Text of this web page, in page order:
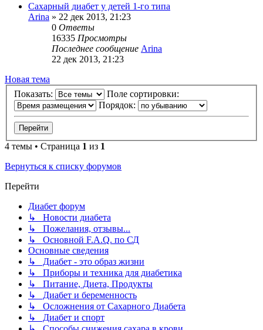
Сахарный диабет у детей 1-го типа
Arina » 22 дек 2013, 21:23
0 Ответы
16335 Просмотры
Последнее сообщение Arina
22 дек 2013, 21:23
Новая тема
Показать:
Поле сортировки:
Порядок:
4 темы • Страница 1 из 1
Вернуться к списку форумов
Перейти
Диабет форум
↳ Новости диабета
↳ Пожелания, отзывы...
↳ Основной F.A.Q. по СД
Основные сведения
↳ Диабет - это образ жизни
↳ Приборы и техника для диабетика
↳ Питание, Диета, Продукты
↳ Диабет и беременность
↳ Осложнения от Сахарного Диабета
↳ Диабет и спорт